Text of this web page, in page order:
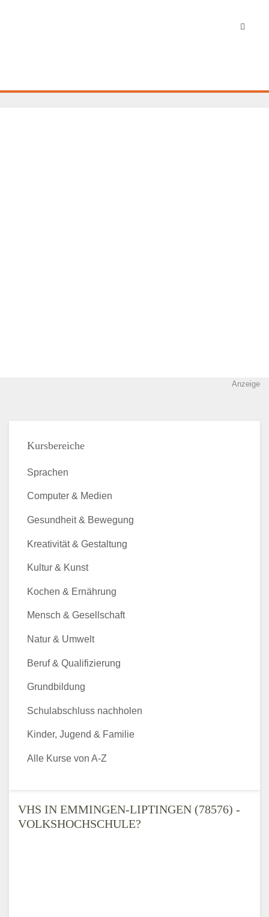
Anzeige
VHS IN EMMINGEN-LIPTINGEN (78576) -
VOLKSHOCHSCHULE?
Kursbereiche
Sprachen
Computer & Medien
Gesundheit & Bewegung
Kreativität & Gestaltung
Kultur & Kunst
Kochen & Ernährung
Mensch & Gesellschaft
Natur & Umwelt
Beruf & Qualifizierung
Grundbildung
Schulabschluss nachholen
Kinder, Jugend & Familie
Alle Kurse von A-Z